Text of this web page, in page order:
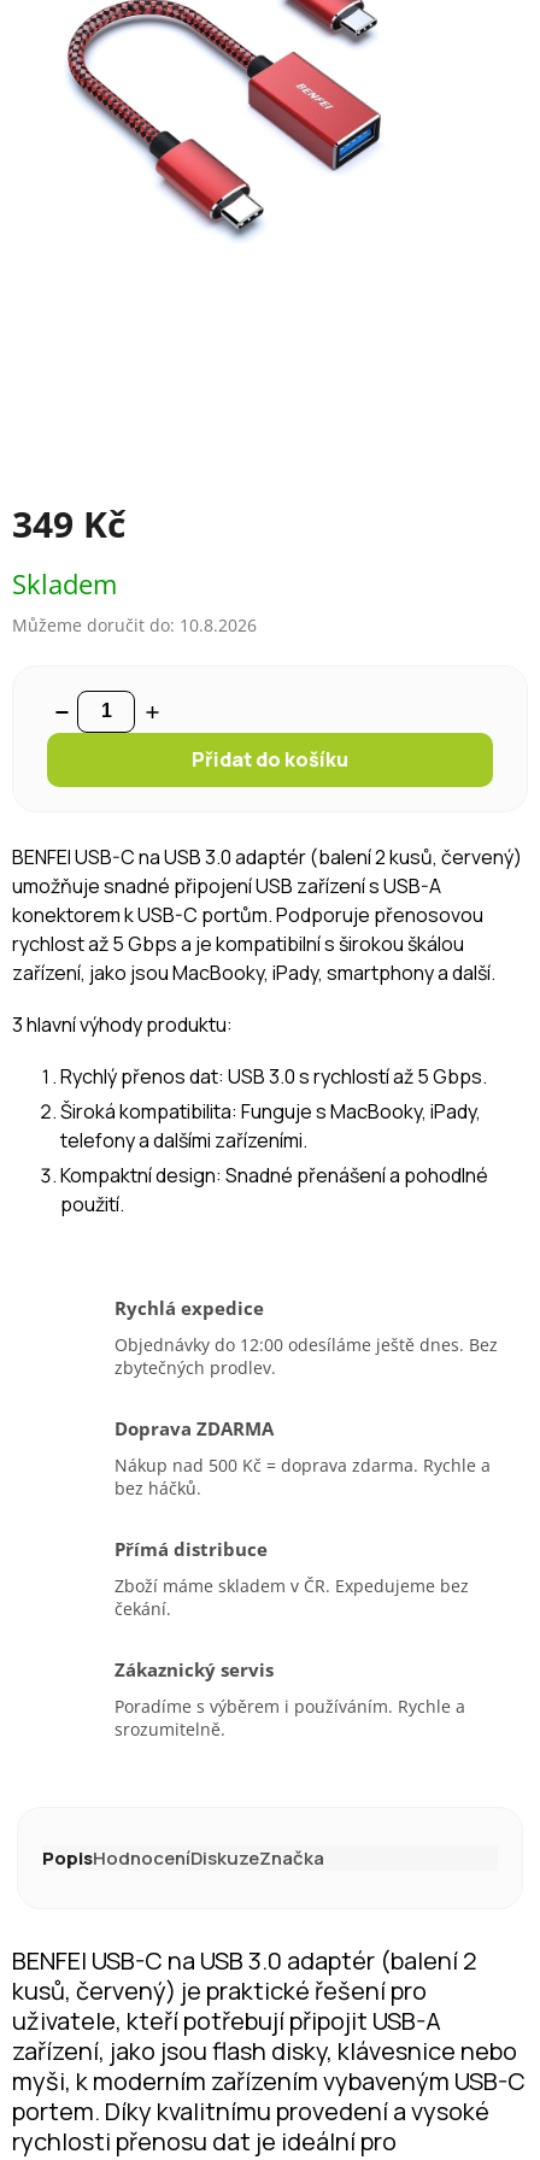
349 Kč
Skladem
Můžeme doručit do: 10.8.2026
Přidat do košíku
BENFEI USB-C na USB 3.0 adaptér (balení 2 kusů, červený)
umožňuje snadné připojení USB zařízení s USB-A
konektorem k USB-C portům. Podporuje přenosovou
rychlost až 5 Gbps a je kompatibilní s širokou škálou
zařízení, jako jsou MacBooky, iPady, smartphony a další.
3 hlavní výhody produktu:
Rychlý přenos dat: USB 3.0 s rychlostí až 5 Gbps.
Široká kompatibilita: Funguje s MacBooky, iPady,
telefony a dalšími zařízeními.
Kompaktní design: Snadné přenášení a pohodlné
použití.
Rychlá expedice
Objednávky do 12:00 odesíláme ještě dnes. Bez
zbytečných prodlev.
Doprava ZDARMA
Nákup nad 500 Kč = doprava zdarma. Rychle a
bez háčků.
Přímá distribuce
Zboží máme skladem v ČR. Expedujeme bez
čekání.
Zákaznický servis
Poradíme s výběrem i používáním. Rychle a
srozumitelně.
PopisHodnoceníDiskuzeZnačka
BENFEI USB-C na USB 3.0 adaptér (balení 2
kusů, červený) je praktické řešení pro
uživatele, kteří potřebují připojit USB-A
zařízení, jako jsou flash disky, klávesnice nebo
myši, k moderním zařízením vybaveným USB-C
portem. Díky kvalitnímu provedení a vysoké
rychlosti přenosu dat je ideální pro